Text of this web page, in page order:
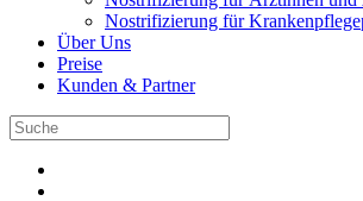
Nostrifizierung für
Über Uns
Preise
Kunden & Partner